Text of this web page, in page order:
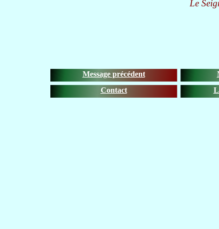
Le
Message précédent
Contact